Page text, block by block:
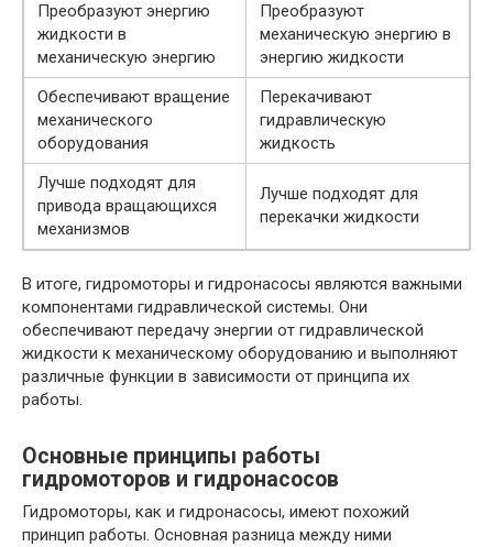
Преобразуют энергию
жидкости в
механическую энергию
Преобразуют
механическую энергию в
энергию жидкости
Обеспечивают вращение
механического
оборудования
Перекачивают
гидравлическую
жидкость
Лучше подходят для
привода вращающихся
механизмов
Лучше подходят для
перекачки жидкости
В итоге, гидромоторы и гидронасосы являются важными
компонентами гидравлической системы. Они
обеспечивают передачу энергии от гидравлической
жидкости к механическому оборудованию и выполняют
различные функции в зависимости от принципа их
работы.
Основные принципы работы
гидромоторов и гидронасосов
Гидромоторы, как и гидронасосы, имеют похожий
принцип работы. Основная разница между ними